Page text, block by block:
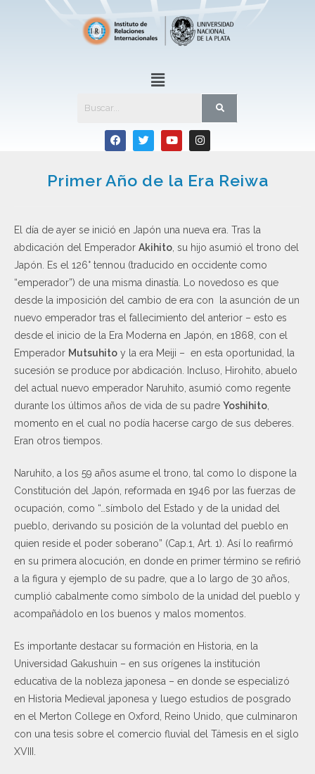
Primer Año de la Era Reiwa
El día de ayer se inició en Japón una nueva era. Tras la
abdicación del Emperador Akihito , su hijo asumió el trono del
Japón. Es el 126° tennou (traducido en occidente como
“emperador”) de una misma dinastía. Lo novedoso es que
desde la imposición del cambio de era con la asunción de un
nuevo emperador tras el fallecimiento del anterior – esto es
desde el inicio de la Era Moderna en Japón, en 1868, con el
Emperador Mutsuhito y la era Meiji – en esta oportunidad, la
sucesión se produce por abdicación. Incluso, Hirohito, abuelo
del actual nuevo emperador Naruhito, asumió como regente
durante los últimos años de vida de su padre Yoshihito
momento en el cual no podía hacerse cargo de sus deberes.
Eran otros tiempos.
Naruhito, a los 59 años asume el trono, tal como lo dispone la
Constitución del Japón, reformada en 1946 por las fuerzas de
ocupación, como “…símbolo del Estado y de la unidad del
pueblo, derivando su posición de la voluntad del pueblo en
quien reside el poder soberano” (Cap.1, Art. 1). Así lo reafirmó
en su primera alocución, en donde en primer término se refirió
a la figura y ejemplo de su padre, que a lo largo de 30 años,
cumplió cabalmente como símbolo de la unidad del pueblo y
acompañádolo en los buenos y malos momentos.
Es importante destacar su formación en Historia, en la
Universidad Gakushuin – en sus orígenes la institución
educativa de la nobleza japonesa – en donde se especializó
en Historia Medieval japonesa y luego estudios de posgrado
en el Merton College en Oxford, Reino Unido, que culminaron
con una tesis sobre el comercio fluvial del Támesis en el siglo
XVIII.